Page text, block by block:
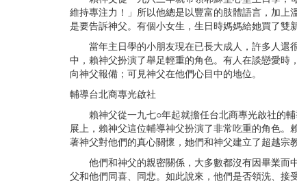
維持專注力！」所以他總是以豐富的肢體語言，加
是要告訴神父。有個小女生，生日時媽媽給她買了雙
當年主日學的小朋友現在已長大成人，許多人還
中，賴神父扮演了舉足輕重的角色。有人在談戀愛
向神父報備；可見神父在他們心目中的地位。
輔導台北商專光啟社
賴神父從一九七○年起就擔任台北商專光啟社的輔
展上，賴神父這位輔導神父扮演了非常吃重的角色
著神父對他們的真心關懷，她們和神父建立了超越宗
他們和神父的親密關係，大多數都沒有因畢業而
父和他們同喜、同悲。如此說來，他們是否領洗、接